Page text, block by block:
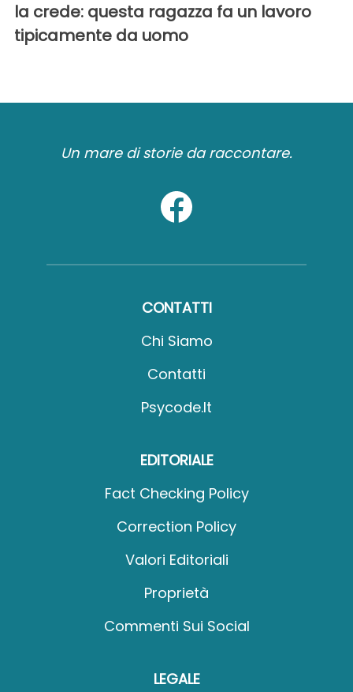
la crede: questa ragazza fa un lavoro
tipicamente da uomo
Un mare di storie da raccontare.
CONTATTI
Chi Siamo
Contatti
Psycode.it
EDITORIALE
Fact Checking Policy
Correction Policy
Valori Editoriali
Proprietà
Commenti Sui Social
LEGALE